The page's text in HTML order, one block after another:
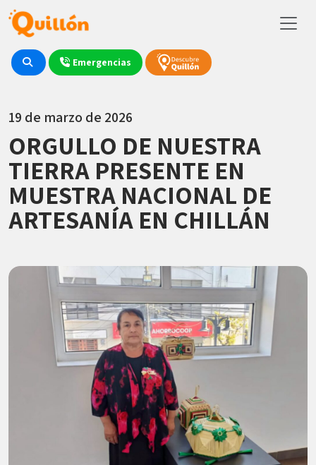
Emergencias
19 de marzo de 2026
ORGULLO DE NUESTRA
TIERRA PRESENTE EN
MUESTRA NACIONAL DE
ARTESANÍA EN CHILLÁN